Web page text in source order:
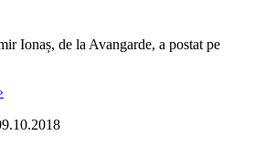
Ionaș, de la Avangarde, a postat pe